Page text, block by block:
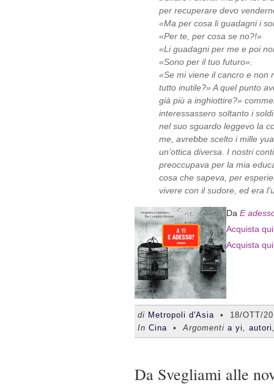
per recuperare devo
«Ma per cosa li guadagni i
«Per te, per cosa se no?!»
«Li guadagni per me e poi
«Sono per il tuo futuro».
«Se mi viene il cancro e non
tutto inutile?» A quel punto
già più a inghiottire?»
interessassero soltanto i
nel suo sguardo leggevo la
me, avrebbe scelto i mille
un’ottica diversa. I nostri
preoccupava per la mia
cosa che sapeva, per
vivere con il sudore, ed era
Da E
Acquista
Acquista qui
di Metropoli d'Asia • 18/OTT/
In Cina • Argomenti a yi, autori
Da Svegliami alle